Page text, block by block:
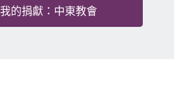
我的捐獻：中東教會